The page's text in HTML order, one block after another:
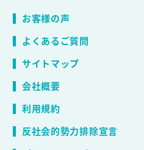
お客様の声
よくあるご質問
サイトマップ
会社概要
利用規約
反社会的勢力排除宣言